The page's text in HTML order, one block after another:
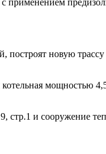
применением
построят новую
мощностью
стр.1 и сооружение